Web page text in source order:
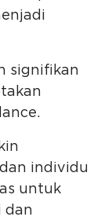
signifikan
individu
untuk
dan